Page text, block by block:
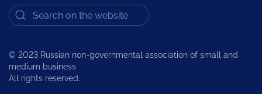
© 2023 Russian non-governmental association of small and
medium business
All rights reserved.